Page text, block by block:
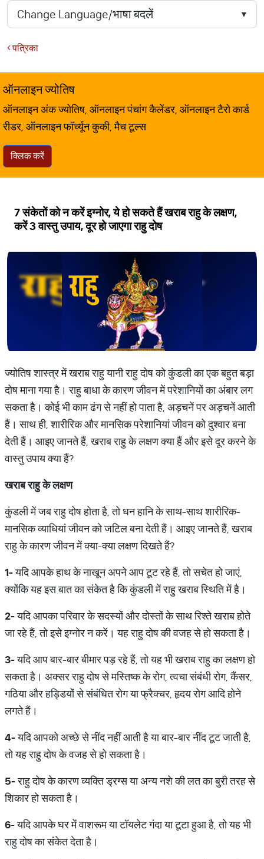
पत्रिका
ऑनलाइन ज्योतिष
ऑनलाइन अंक ज्योतिष, ऑनलाइन पंचांग कैलेंडर, ऑनलाइन टैरो कार्ड
रीडर, ऑनलाइन फॉर्च्यून कुकी, मैच टूल्स
क्लिक करें
7 संकेतों को न करें इग्नोर, ये हो सकते हैं खराब राहु के लक्षण,
करें 3 वास्तु उपाय, दूर हो जाएगा राहु दोष
ज्योतिष शास्त्र में खराब राहु यानी राहु दोष को कुंडली का एक बहुत बड़ा
दोष माना गया है। राहु बाधा के कारण जीवन में परेशानियों का अंबार लग
सकता है। कोई भी काम ढंग से नहीं हो पाता है, अड़चनें पर अड़चनें आती
हैं। साथ ही, शारीरिक और मानसिक परेशानियां जीवन को दुश्वार बना
देती हैं। आइए जानते हैं, खराब राहु के लक्षण क्या हैं और इसे दूर करने के
वास्तु उपाय क्या हैं?
खराबराहुकेलक्षण
कुंडली में जब राहु दोष होता है, तो धन हानि के साथ-साथ शारीरिक-
मानसिक व्याधियां जीवन को जटिल बना देती हैं। आइए जानते हैं, खराब
राहु के कारण जीवन में क्या-क्या लक्षण दिखते हैं?
1-यदि आपके हाथ के नाखून अपने आप टूट रहे हैं, तो सचेत हो जाएं,
क्योंकि यह इस बात का संकेत है कि कुंडली में राहु खराब स्थिति में है।
2-यदि आपका परिवार के सदस्यों और दोस्तों के साथ रिश्ते खराब होते
जा रहे हैं, तो इसे इग्नोर न करें। यह राहु दोष की वजह से हो सकता है।
3-यदि आप बार-बार बीमार पड़ रहे हैं, तो यह भी खराब राहु का लक्षण हो
सकता है। अक्सर राहु दोष से मस्तिष्क के रोग, त्वचा संबंधी रोग, कैंसर,
गठिया और हड्डियों से संबंधित रोग या फ्रैक्चर, हृदय रोग आदि होने
लगते हैं।
4-यदि आपको अच्छे से नींद नहीं आती है या बार-बार नींद टूट जाती है,
तो यह राहु दोष के वजह से हो सकता है।
5-राहु दोष के कारण व्यक्ति ड्रग्स या अन्य नशे की लत का बुरी तरह से
शिकार हो सकता है।
6-यदि आपके घर में वाशरूम या टॉयलेट गंदा या टूटा हुआ है, तो यह भी
राहु दोष का संकेत देता है।